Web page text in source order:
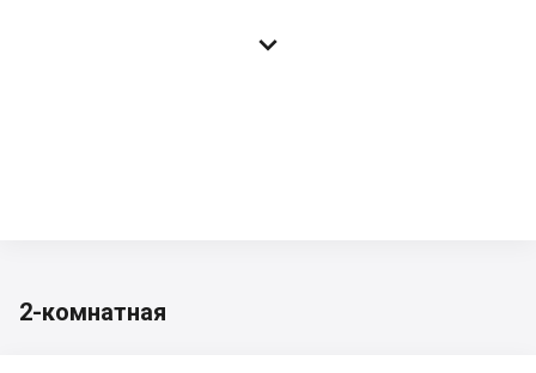

2-комнатная